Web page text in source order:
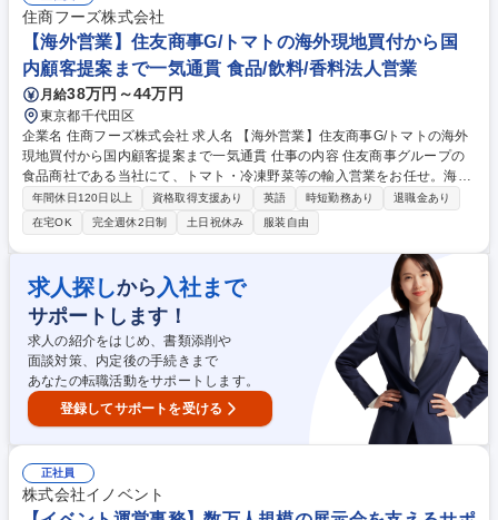
企画・プロモーション■社内外との調整やスケジュール・進行管理■展示会
開催に向けた準備・当日運営 【変更の範囲】当社業務全般 募集職種 【展
示会プロモーション・企画運営】数万人規模イベント/年休127日/在宅可
住商フーズ株式会社
【海外営業】住友商事G/トマトの海外現地買付から国
内顧客提案まで一気通貫 食品/飲料/香料法人営業
月給38万円～44万円
東京都千代田区
企業名 住商フーズ株式会社 求人名 【海外営業】住友商事G/トマトの海外
現地買付から国内顧客提案まで一気通貫 仕事の内容 住友商事グループの
食品商社である当社にて、トマト・冷凍野菜等の輸入営業をお任せ。海外
サプライヤーとの交渉から国内メーカーへの提案販売まで一気通貫で携わ
ります。世界を飛びまわる営業に挑戦したい方へ！ 【商材】トマトのペー
スト・ダイズ・ホールや冷凍野菜（ブロッコリーなど）【買い付け先】イ
タリア、スペイン、タイ、トルコ、チリ、中国など【輸入後の提案先】食
品・飲料メーカー、ゼリー業界など【既存新規割合】既存7～8：新規2～
3 【出張頻度】海外：年1～4回、トマトの旬である夏に主に3～6週間の長
期出張あり。国内：1～3か月に1～2回程、国内メーカーへの出張 募集職
種 【海外営業】住友商事G/トマトの海外現地買付から国内顧客提案まで一
気通貫
年間休日120日以上 資格取得支援あり 英語 時短勤務あり
退職金あり
在宅OK
完全週休2日制 土日祝休み 服装自由
求人探しから 入社まで
サポートします！
求人の紹介をはじめ、書類添削や
面談対策、内定後の手続きまで
あなたの転職活動をサポートします。
登録してサポートを受ける
正社員
株式会社イノベント